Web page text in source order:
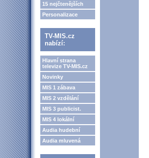
15 nejčtenějších
Personalizace
TV-MIS.cz
nabízí:
Hlavní strana
televize TV-MIS.cz
Novinky
MIS 1 zábava
MIS 2 vzdělání
MIS 3 publicist.
MIS 4 lokální
Audia hudební
Audia mluvená